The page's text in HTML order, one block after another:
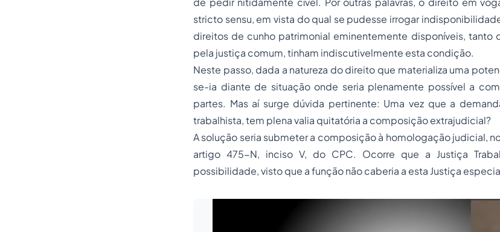
stricto sensu, em vista do qual se pudesse irrogar
direitos de cunho patrimonial eminentemente disponíveis, tanto
pela justiça comum, tinham indiscutivelmente esta condição.
Neste passo, dada a natureza do direito que materializa uma
se-ia diante de situação onde seria plenamente possível a
partes. Mas aí surge dúvida pertinente: Uma vez que a
trabalhista, tem plena valia quitatória a composição extrajudicial?
A solução seria submeter a composição à homologação judicial,
artigo 475-N, inciso V, do CPC. Ocorre que a Justiça
possibilidade, visto que a função não caberia a esta Justiça